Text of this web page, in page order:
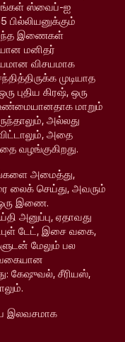
ஸ்வைப்-ஐ
பில்லியனுக்கும்
அந்த இணைகள்
மனிதர்
விசயமாக
முடியாத
புதிய கிரஷ், ஒரு
மாறும்
அல்லது
அதை
வழங்குகிறது.
அமைத்து,
லைக் செய்து, அவரும்
இணை.
அனுப்பு, ஏதாவது
டேட், இசை வகை,
மேலும் பல
கேஷுவல், சீரியஸ்,
இலவசமாக